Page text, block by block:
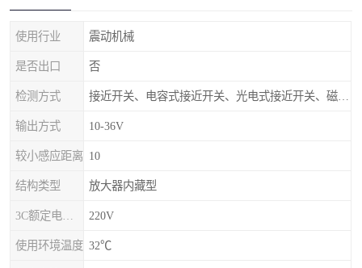
使用行业 震动机械
是否出口 否
检测方式
输出方式 10-36V
较小感应距离 10
结构类型 放大器内藏型
220V
使用环境温度 32℃